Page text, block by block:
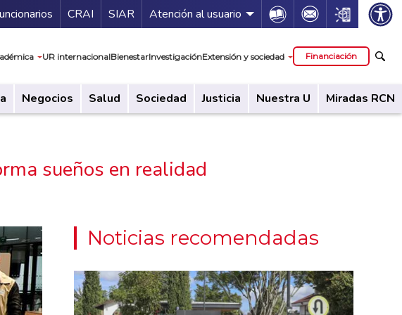
Guía de servicios
CRAI SIAR Atención al usuario Icon Icon Icon
UR internacionalBienestarInvestigaciónExtensión y sociedad Financiación
Negocios Salud Sociedad Justicia Nuestra U Miradas RCN
sueños en realidad
Noticias recomendadas